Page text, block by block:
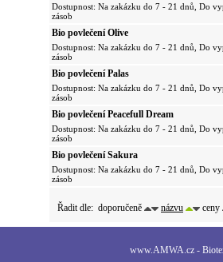
Dostupnost: Na zakázku do 7 - 21 dnů, Do
zásob
Bio povlečení Olive
Dostupnost: Na zakázku do 7 - 21 dnů, Do
zásob
Bio povlečení Palas
Dostupnost: Na zakázku do 7 - 21 dnů, Do
zásob
Bio povlečení Peacefull Dream
Dostupnost: Na zakázku do 7 - 21 dnů, Do
zásob
Bio povlečení Sakura
Dostupnost: Na zakázku do 7 - 21 dnů, Do
zásob
Řadit dle: doporučeně názvu ceny
www.AMWA.cz -